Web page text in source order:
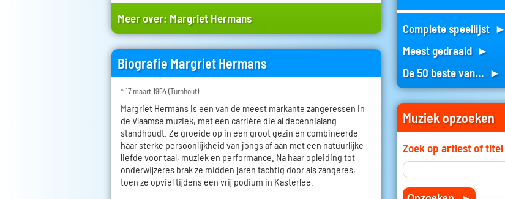
Meer over: Margriet Hermans
Biografie Margriet Hermans
* 17 maart 1954 (Turnhout)
Margriet Hermans is een van de meest markante zangeressen in
de Vlaamse muziek, met een carrière die al decennialang
standhoudt. Ze groeide op in een groot gezin en combineerde
haar sterke persoonlijkheid van jongs af aan met een natuurlijke
liefde voor taal, muziek en performance. Na haar opleiding tot
onderwijzeres brak ze midden jaren tachtig door als zangeres,
toen ze opviel tijdens een vrij podium in Kasterlee.
Complete speellijst ►
Meest gedraaid ►
De 50 beste van... ►
Muziek opzoeken
Zoek op artiest of titel